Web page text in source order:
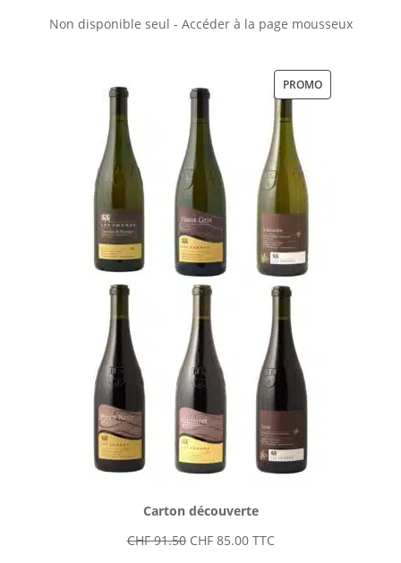
Non disponible seul - Accéder à la page mousseux
PROMOPRODUIT
Carton découverte
CHF91.50 Le
CHF85.00LeTTC